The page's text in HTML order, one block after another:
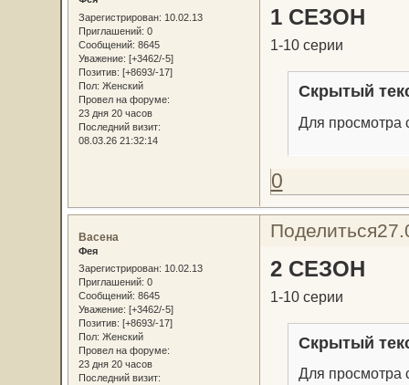
Зарегистрирован: 10.02.13
Приглашений: 0
Сообщений: 8645
Уважение: [+3462/-5]
Позитив: [+8693/-17]
Пол: Женский
Провел на форуме:
23 дня 20 часов
Последний визит:
08.03.26 21:32:14
1 СЕЗОН
1-10 серии
Скрытый
Для просмотра
0
Поделиться
Васена
Фея
Зарегистрирован: 10.02.13
Приглашений: 0
Сообщений: 8645
Уважение: [+3462/-5]
Позитив: [+8693/-17]
Пол: Женский
Провел на форуме:
23 дня 20 часов
Последний визит:
2 СЕЗОН
1-10 серии
Скрытый
Для просмотра